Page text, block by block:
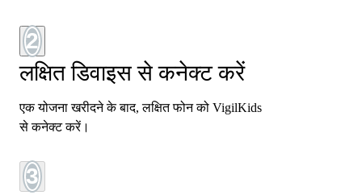
2
लक्षित डिवाइस से कनेक्ट करें
एक योजना खरीदने के बाद, लक्षित फोन को VigilKids
से कनेक्ट करें।
3